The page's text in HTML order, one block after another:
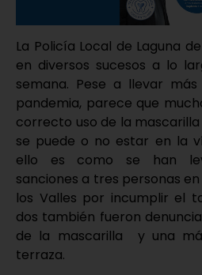
La Policía Local de Laguna
en diversos sucesos a lo
semana. Pese a llevar
pandemia, parece que
correcto uso de la
se puede o no estar en la
ello es como se han
sanciones a tres personas
los Valles por incumplir el
dos también fueron
de la mascarilla y una
terraza.